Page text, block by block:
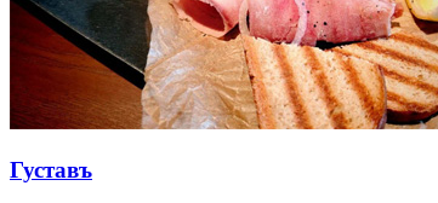
Густавъ